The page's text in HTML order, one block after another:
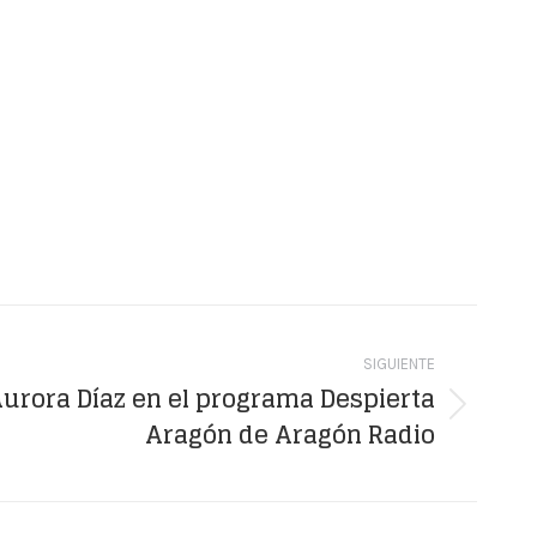
SIGUIENTE
Díaz en el programa Despierta
Aragón de Aragón Radio